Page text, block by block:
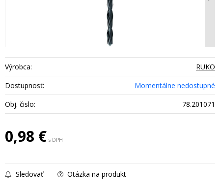
Výrobca:
RUKO
Dostupnosť:
Momentálne nedostupné
Obj. čislo:
78.201071
0,98 € s DPH
Sledovať Otázka na produkt